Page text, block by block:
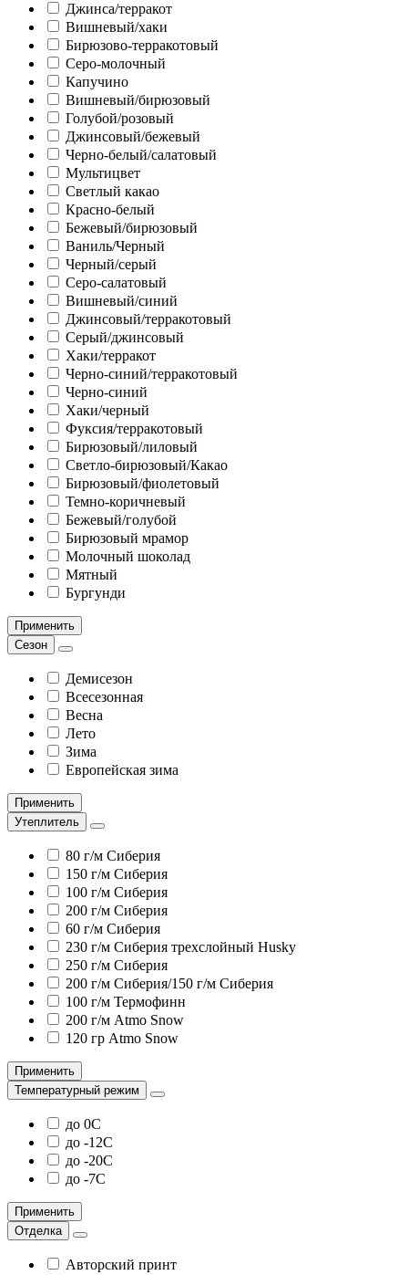
Джинса/терракот
Вишневый/хаки
Бирюзово-терракотовый
Серо-молочный
Капучино
Вишневый/бирюзовый
Голубой/розовый
Джинсовый/бежевый
Черно-белый/салатовый
Мультицвет
Светлый какао
Красно-белый
Бежевый/бирюзовый
Ваниль/Черный
Черный/серый
Серо-салатовый
Вишневый/синий
Джинсовый/терракотовый
Серый/джинсовый
Хаки/терракот
Черно-синий/терракотовый
Черно-синий
Хаки/черный
Фуксия/терракотовый
Бирюзовый/лиловый
Светло-бирюзовый/Какао
Бирюзовый/фиолетовый
Темно-коричневый
Бежевый/голубой
Бирюзовый мрамор
Молочный шоколад
Мятный
Бургунди
Применить
Сезон
Демисезон
Всесезонная
Весна
Лето
Зима
Европейская зима
Применить
Утеплитель
80 г/м Сиберия
150 г/м Сиберия
100 г/м Сиберия
200 г/м Сиберия
60 г/м Сиберия
230 г/м Сиберия трехслойный Husky
250 г/м Сиберия
200 г/м Сиберия/150 г/м Сиберия
100 г/м Термофинн
200 г/м Atmo Snow
120 гр Atmo Snow
Применить
Температурный режим
до 0С
до -12С
до -20С
до -7С
Применить
Отделка
Авторский принт